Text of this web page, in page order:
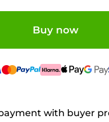
Buy now
with buyer